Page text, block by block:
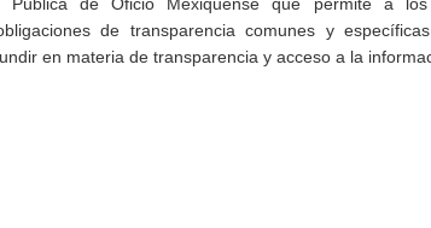
de transparencia comunes y
en materia de transparencia y acceso a la